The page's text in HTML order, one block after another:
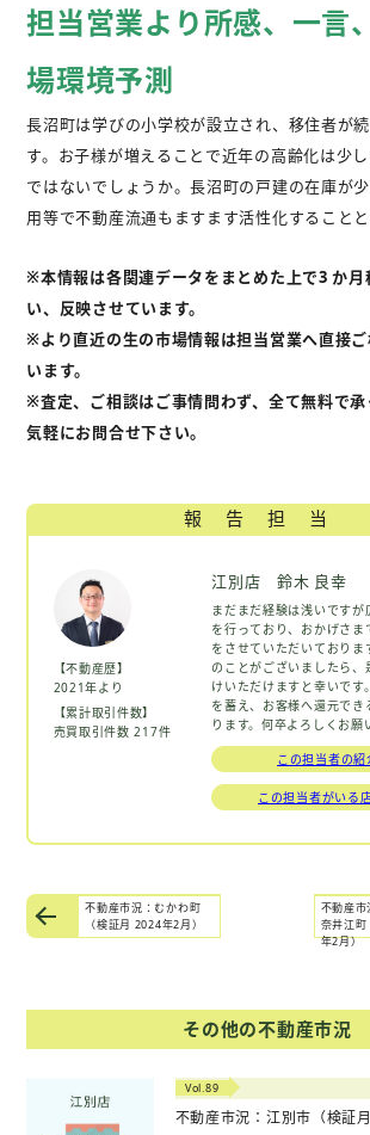
担当営業より所感、一言
場環境予測
長沼町は学びの小学校が設立され、移住者が
す。お子様が増えることで近年の高齢化は少
ではないでしょうか。長沼町の戸建の在庫が
用等で不動産流通もますます活性化することと
※本情報は各関連データをまとめた上で3 か月
い、反映させています。
※より直近の生の市場情報は担当営業へ直接
います。
※査定、ご相談はご事情問わず、全て無料で承
気軽にお問合せ下さい。
報告担当
【不動産歴】
2021年より
【累計取引件数】
売買取引件数 217件
江別店 鈴木 良幸
まだまだ経験は浅いですが
を行っており、おかげさま
をさせていただいておりま
のことがございましたら、
けいただけますと幸いです
を蓄え、お客様へ還元でき
ります。何卒よろしくお願
この担当者の紹
この担当者がいる
不動産市況：むかわ町
（検証月 2024年2月）
不動産市
奈井江
年2月）
その他の不動産市況
Vol.89
不動産市況：江別市（検証